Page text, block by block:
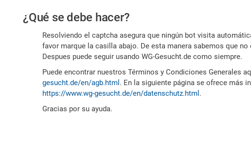
es
humano
¿Qué se debe hacer?
Resolviendo el captcha asegura que ningún bot visita
favor marque la casilla abajo. De esta manera sabemos que
Despues puede seguir usando WG-Gesucht.de como siempre.
Puede encontrar nuestros Términos y Condiciones Generales
gesucht.de/en/agb.html . En la siguiente página se ofrece más
https://www.wg-gesucht.de/en/datenschutz.html .
Gracias por su ayuda.